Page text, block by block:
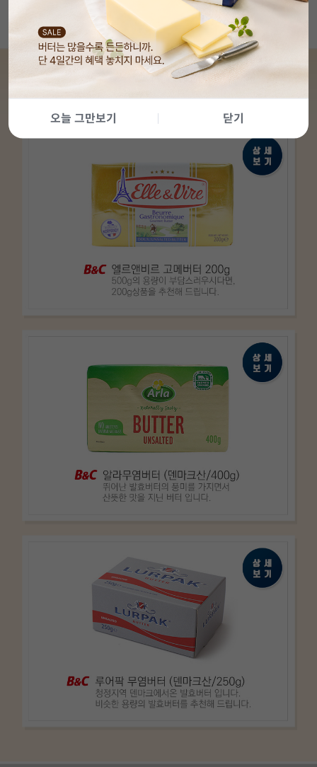
오늘 그만보기 닫기